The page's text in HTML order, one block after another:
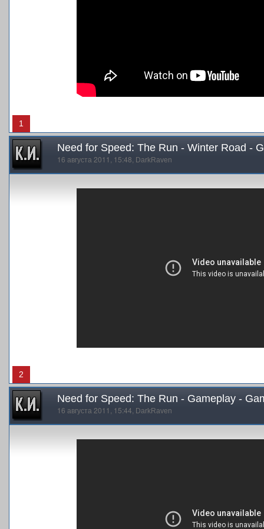
1
Need for Speed: The Run - Winter Road -
16 августа 2011, 15:48, DarkRaven
2
Need for Speed: The Run - Gameplay -
16 августа 2011, 15:44, DarkRaven